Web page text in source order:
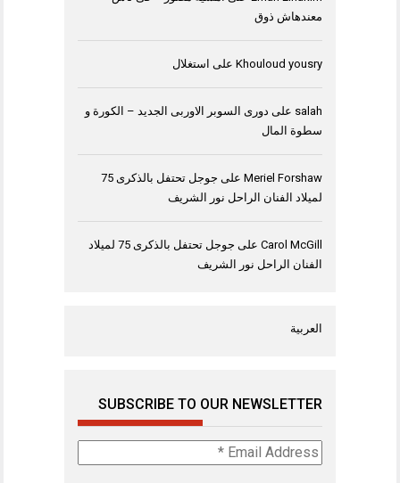
معندهاش ذوق
Khouloud yousry على استغلال
salah على دورى السوبر الاوربى الجديد – الكورة و
سطوة المال
Meriel Forshaw على
جوجل تحتفل بالذكرى 75
لميلاد الفنان الراحل نور الشريف
Carol McGill على
جوجل تحتفل بالذكرى 75 لميلاد
الفنان الراحل نور الشريف
العربية
SUBSCRIBE TO OUR NEWSLETTER
Email
Address